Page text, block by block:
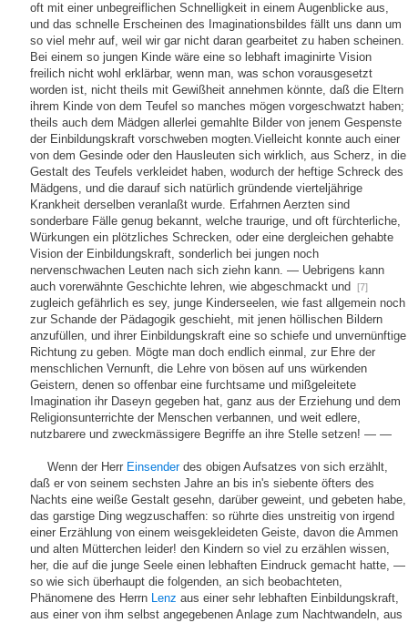
oft mit einer unbegreiflichen Schnelligkeit in einem Augenblicke aus,
und das schnelle Erscheinen des Imaginationsbildes fällt uns dann um
so viel mehr auf, weil wir gar nicht daran gearbeitet zu haben scheinen.
Bei einem so jungen Kinde wäre eine so lebhaft imaginirte Vision
freilich nicht wohl erklärbar, wenn man, was schon vorausgesetzt
worden ist, nicht theils mit Gewißheit annehmen könnte, daß die Eltern
ihrem Kinde von dem Teufel so manches mögen vorgeschwatzt haben;
theils auch dem Mädgen allerlei gemahlte Bilder von jenem Gespenste
der Einbildungskraft vorschweben mogten.Vielleicht konnte auch einer
von dem Gesinde oder den Hausleuten sich wirklich, aus Scherz, in die
Gestalt des Teufels verkleidet haben, wodurch der heftige Schreck des
Mädgens, und die darauf sich natürlich gründende vierteljährige
Krankheit derselben veranlaßt wurde. Erfahrnen Aerzten sind
sonderbare Fälle genug bekannt, welche traurige, und oft fürchterliche,
Würkungen ein plötzliches Schrecken, oder eine dergleichen gehabte
Vision der Einbildungskraft, sonderlich bei jungen noch
nervenschwachen Leuten nach sich ziehn kann. — Uebrigens kann
auch vorerwähnte Geschichte lehren, wie abgeschmackt und
[7]
zugleich gefährlich es sey, junge Kinderseelen, wie fast allgemein noch
zur Schande der Pädagogik geschieht, mit jenen höllischen Bildern
anzufüllen, und ihrer Einbildungskraft eine so schiefe und unvernünftige
Richtung zu geben. Mögte man doch endlich einmal, zur Ehre der
menschlichen Vernunft, die Lehre von bösen auf uns würkenden
Geistern, denen so offenbar eine furchtsame und mißgeleitete
Imagination ihr Daseyn gegeben hat, ganz aus der Erziehung und dem
Religionsunterrichte der Menschen verbannen, und weit edlere,
nutzbarere und zweckmässigere Begriffe an ihre Stelle setzen! — —
Wenn der Herr Einsenderdes obigen Aufsatzes von sich erzählt,
daß er von seinem sechsten Jahre an bis in's siebente öfters des
Nachts eine weiße Gestalt gesehn, darüber geweint, und gebeten habe,
das garstige Ding wegzuschaffen: so rührte dies unstreitig von irgend
einer Erzählung von einem weisgekleideten Geiste, davon die Ammen
und alten Mütterchen leider! den Kindern so viel zu erzählen wissen,
her, die auf die junge Seele einen lebhaften Eindruck gemacht hatte, —
so wie sich überhaupt die folgenden, an sich beobachteten,
Phänomene des Herrn Lenz aus einer sehr lebhaften Einbildungskraft,
aus einer von ihm selbst angegebenen Anlage zum Nachtwandeln, aus